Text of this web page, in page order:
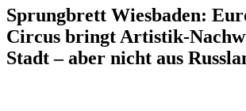
Sprungbrett Wiesbaden:
Circus bringt Artistik-
Stadt – aber nicht aus